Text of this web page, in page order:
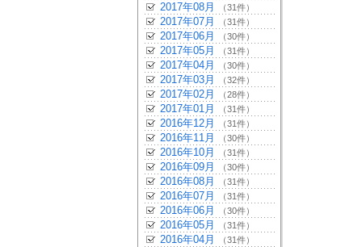
2017年08月 （31件）
2017年07月 （31件）
2017年06月 （30件）
2017年05月 （31件）
2017年04月 （30件）
2017年03月 （32件）
2017年02月 （28件）
2017年01月 （31件）
2016年12月 （31件）
2016年11月 （30件）
2016年10月 （31件）
2016年09月 （30件）
2016年08月 （31件）
2016年07月 （31件）
2016年06月 （30件）
2016年05月 （31件）
2016年04月 （31件）